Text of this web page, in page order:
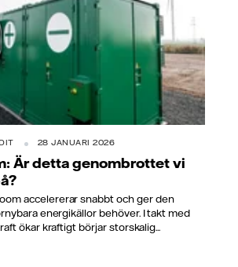
28 JANUARI 2026
Är detta genombrottet vi
accelererar snabbt och ger den
energikällor behöver. I takt med
ökar kraftigt börjar storskalig...